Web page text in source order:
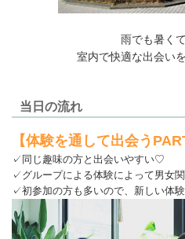
雨でも暑く
室内で快適な出会い
当日の流れ
【体験を通して出会う
✓同じ趣味の方と出会いやすい♡
✓グループによる体験によって男女
✓初参加の方も多いので、新しい体